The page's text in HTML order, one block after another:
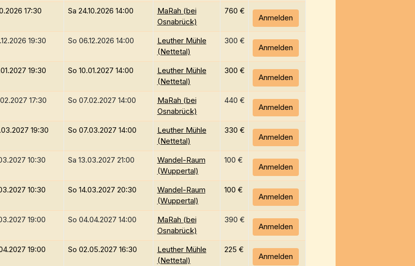
17:30 Sa 24.10.2026 14:00
MaRah (bei
Osnabrück)
760 €
Anmelden
19:30 So 06.12.2026 14:00
Leuther Mühle
(Nettetal)
300 €
Anmelden
19:30 So 10.01.2027 14:00
Leuther Mühle
(Nettetal)
300 €
Anmelden
17:30 So 07.02.2027 14:00
MaRah (bei
Osnabrück)
440 €
Anmelden
19:30 So 07.03.2027 14:00
Leuther Mühle
(Nettetal)
330 €
Anmelden
10:30 Sa 13.03.2027 21:00
Wandel-Raum
(Wuppertal)
100 €
Anmelden
10:30 So 14.03.2027 20:30
Wandel-Raum
(Wuppertal)
100 €
Anmelden
19:00 So 04.04.2027 14:00
MaRah (bei
Osnabrück)
390 €
Anmelden
19:00 So 02.05.2027 16:30
Leuther Mühle
(Nettetal)
225 €
Anmelden